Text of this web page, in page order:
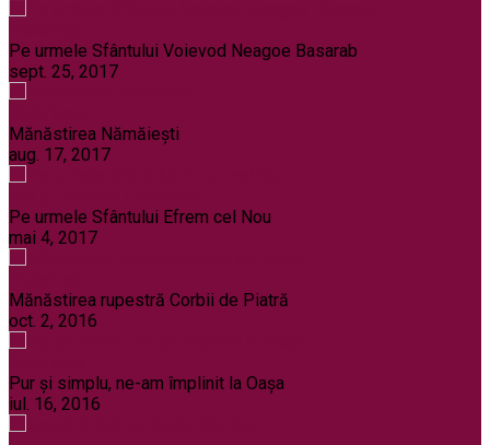
Pe urmele Sfântului Voievod Neagoe Basarab
sept. 25, 2017
Mănăstirea Nămăiești
aug. 17, 2017
Pe urmele Sfântului Efrem cel Nou
mai 4, 2017
Mănăstirea rupestră Corbii de Piatră
oct. 2, 2016
Pur şi simplu, ne-am împlinit la Oaşa
iul. 16, 2016